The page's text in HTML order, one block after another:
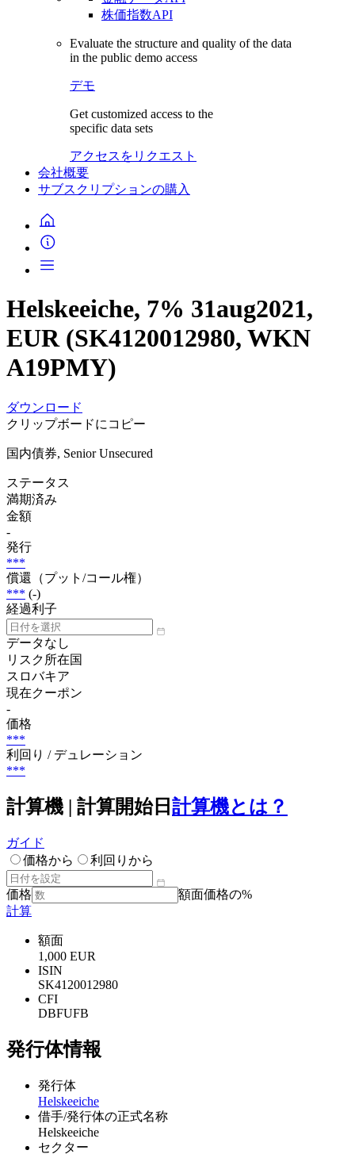
株価指数API
Evaluate the structure and quality of the data
in the public demo access
デモ
Get customized access to the
specific data sets
アクセスをリクエスト
会社概要
サブスクリプションの購入
Helskeeiche, 7% 31aug2021,
EUR (SK4120012980, WKN
A19PMY)
ダウンロード
クリップボードにコピー
国内債券, Senior Unsecured
ステータス
満期済み
金額
-
発行
***
償還（プット/コール権）
*** (-)
経過利子
データなし
リスク所在国
スロバキア
現在クーポン
-
価格
***
利回り / デュレーション
***
計算機 | 計算開始日 計算機とは？
ガイド
価格から
利回りから
価格
額面価格の%
計算
額面
1,000 EUR
ISIN
SK4120012980
CFI
DBFUFB
発行体情報
発行体
Helskeeiche
借手/発行体の正式名称
Helskeeiche
セクター